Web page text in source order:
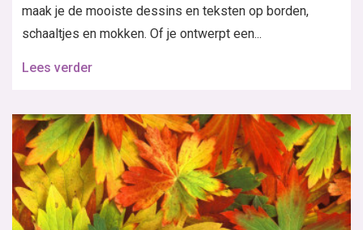
maak je de mooiste dessins en teksten op borden,
schaaltjes en mokken. Of je ontwerpt een...
Lees verder